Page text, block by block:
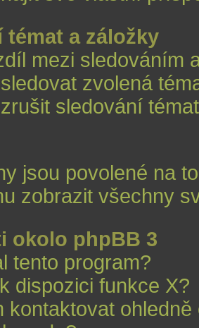
témat a záložky
mezi sledováním
zvolená
sledování
jsou povolené na
zobrazit všechny
okolo phpBB 3
tento program?
dispozici funkce X?
kontaktovat